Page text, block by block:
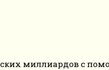
миллиардов с